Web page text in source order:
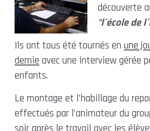
découverte
"l´école de
Ils ont tous été tournés en une
demie avec une interview gérée
enfants.
Le montage et l’habillage du
effectués par l’animateur du